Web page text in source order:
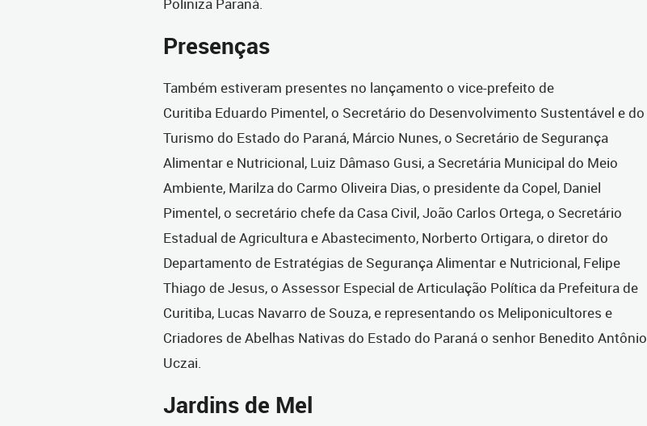
Poliniza Paraná.
Presenças
Também estiveram presentes no lançamento o vice-prefeito de
Curitiba Eduardo Pimentel, o Secretário do Desenvolvimento Sustentável e do
Turismo do Estado do Paraná, Márcio Nunes, o Secretário de Segurança
Alimentar e Nutricional, Luiz Dâmaso Gusi, a Secretária Municipal do Meio
Ambiente, Marilza do Carmo Oliveira Dias, o presidente da Copel, Daniel
Pimentel, o secretário chefe da Casa Civil, João Carlos Ortega, o Secretário
Estadual de Agricultura e Abastecimento, Norberto Ortigara, o diretor do
Departamento de Estratégias de Segurança Alimentar e Nutricional, Felipe
Thiago de Jesus, o Assessor Especial de Articulação Política da Prefeitura de
Curitiba, Lucas Navarro de Souza, e representando os Meliponicultores e
Criadores de Abelhas Nativas do Estado do Paraná o senhor Benedito Antônio
Uczai.
Jardins de Mel